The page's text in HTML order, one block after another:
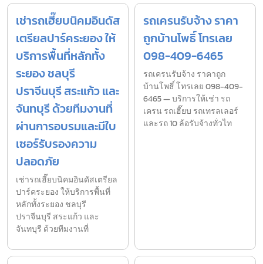
เช่ารถเฮี๊ยบนิคมอินดัส
เตรียลปาร์คระยอง ให้
บริการพื้นที่หลักทั้ง
ระยอง ชลบุรี
ปราจีนบุรี สระแก้ว และ
จันทบุรี ด้วยทีมงานที่
ผ่านการอบรมและมีใบ
เซอร์รับรองความ
ปลอดภัย
เช่ารถเฮี๊ยบนิคมอินดัสเตรียล
ปาร์คระยอง ให้บริการพื้นที่
หลักทั้งระยอง ชลบุรี
ปราจีนบุรี สระแก้ว และ
จันทบุรี ด้วยทีมงานที่
รถเครนรับจ้าง ราคา
ถูกบ้านโพธิ์ โทรเลย
098-409-6465
รถเครนรับจ้าง ราคาถูก
บ้านโพธิ์ โทรเลย 098-409-
6465 — บริการให้เช่า รถ
เครน รถเฮี๊ยบ รถเทรลเลอร์
และรถ 10 ล้อรับจ้างทั่วไท